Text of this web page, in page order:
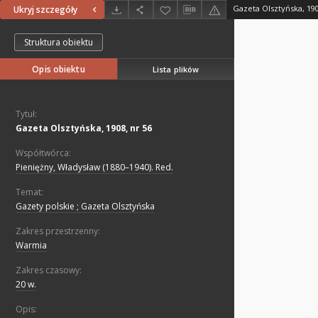
Ukryj szczegóły Gazeta Olsztyńska,
Struktura obiektu
Opis obiektu Lista plików
Tytuł:
Gazeta Olsztyńska, 1908, nr 56
Współtwórca:
Pieniężny, Władysław (1880–1940). Red.
Temat:
Gazety polskie ; Gazeta Olsztyńska
Zakres przestrzenny:
Warmia
Zakres czasowy:
20 w.
Opis: